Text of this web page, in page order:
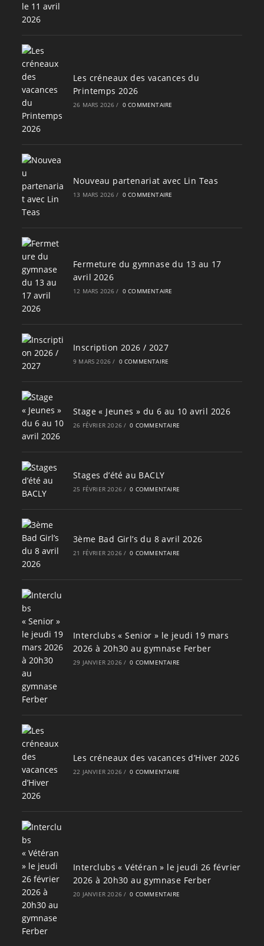
Les créneaux des vacances du
Printemps 2026
26 MARS 2026 / 0 COMMENTAIRE
Nouveau partenariat avec Lin Teas
13 MARS 2026 / 0 COMMENTAIRE
Fermeture du gymnase du 13 au 17
avril 2026
12 MARS 2026 / 0 COMMENTAIRE
Inscription 2026 / 2027
9 MARS 2026 / 0 COMMENTAIRE
Stage « Jeunes » du 6 au 10 avril 2026
26 FÉVRIER 2026 / 0 COMMENTAIRE
Stages d’été au BACLY
25 FÉVRIER 2026 / 0 COMMENTAIRE
3ème Bad Girl’s du 8 avril 2026
21 FÉVRIER 2026 / 0 COMMENTAIRE
Interclubs « Senior » le jeudi 19 mars
2026 à 20h30 au gymnase Ferber
29 JANVIER 2026 / 0 COMMENTAIRE
Les créneaux des vacances d’Hiver 2026
22 JANVIER 2026 / 0 COMMENTAIRE
Interclubs « Vétéran » le jeudi 26 février
2026 à 20h30 au gymnase Ferber
20 JANVIER 2026 / 0 COMMENTAIRE